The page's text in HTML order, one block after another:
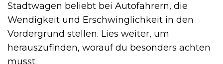
Stadtwagen beliebt bei Autofahrern, die
Wendigkeit und Erschwinglichkeit in den
Vordergrund stellen. Lies weiter, um
herauszufinden, worauf du besonders achten
musst.